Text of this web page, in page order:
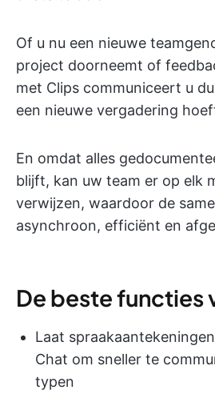
Of u nu een nieuwe
project doorneemt of
met Clips communiceert u
een nieuwe vergadering
En omdat alles
blijft, kan uw team er op elk
verwijzen, waardoor de
asynchroon, efficiënt en
De beste functies
Laat
Chat om sneller te
typen